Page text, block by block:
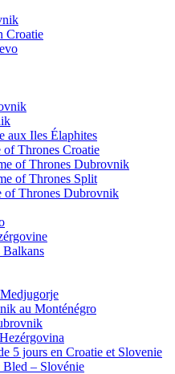
Croatie
aux Iles Élaphites
of Thrones Croatie
of Thrones Dubrovnik
of Thrones Split
of Thrones Dubrovnik
Balkans
au Monténégro
5 jours en Croatie et Slovenie
– Slovénie